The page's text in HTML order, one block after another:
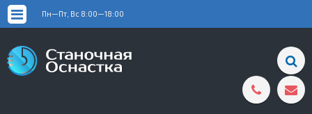
Пн—Пт, Вс 8:00—18:00